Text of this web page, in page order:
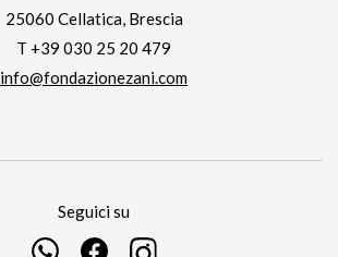
25060 Cellatica, Brescia
T +39 030 25 20 479
info@fondazionezani.com
Seguici su